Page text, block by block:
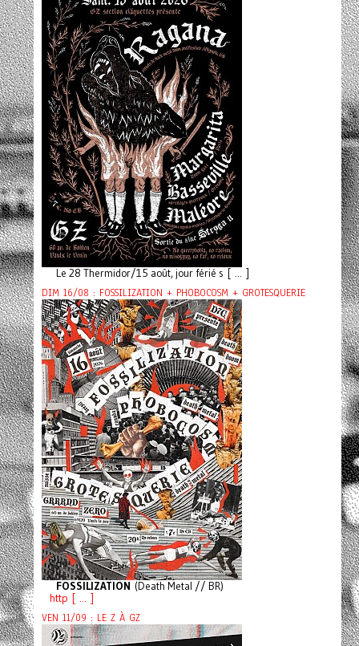
Le 28 Thermidor/15 août, jour férié s [ ... ]
DIM 16/08 : FOSSILIZATION + PHOBOCOSM + GROTESQUERIE
FOSSILIZATION (Death Metal // BR)
http [ ... ]
VEN 11/09 : LE Z À GZ